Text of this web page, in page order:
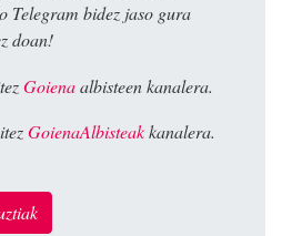
Telegram bidez jaso gura
doan!
Goienaalbisteen kanalera.
GoienaAlbisteakkanalera.